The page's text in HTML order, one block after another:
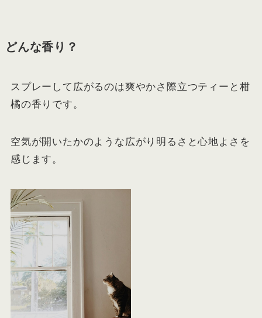
どんな香り？
スプレーして広がるのは爽やかさ際立つティーと柑
橘の香りです。
空気が開いたかのような広がり明るさと心地よさを
感じます。